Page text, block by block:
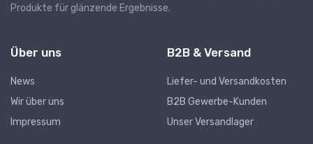
Produkte für glänzende Ergebnisse.
Über uns
News
Wir über uns
Impressum
B2B & Versand
Liefer- und Versandkosten
B2B Gewerbe-Kunden
Unser Versandlager